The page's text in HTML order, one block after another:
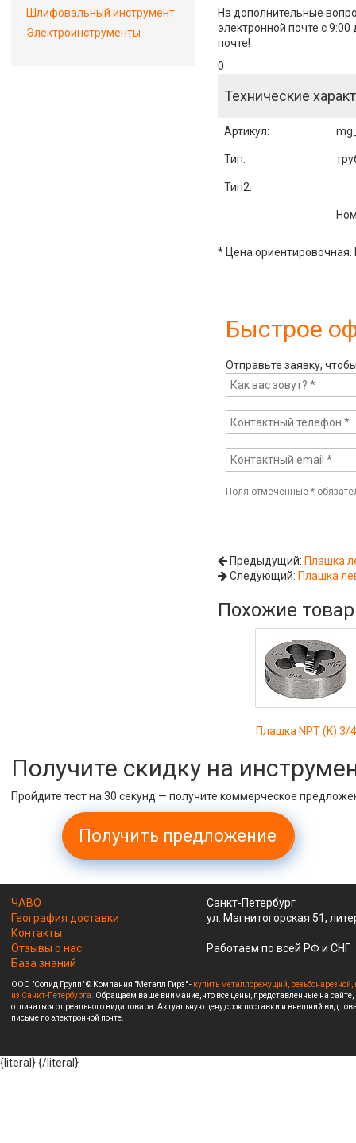
На дополнительные
электронной почте с
почте!
0
Технические
Артикул:
Тип:
Тип2:
* Цена ориентировочная.
Быстрое
Отправьте заявку,
Поля отмеченные*
Предыдущий: Плашка
Следующий: Плашка
Похожие
Плашка NPT (K) 3/
Шлифовальный инструмент
Электроинструменты
Получите скидку на
Пройдите тест на 30 секунд — получите коммерческое
Получить предложение
ЧАВО
География доставки
Контакты
Отзывы о нас
База знаний
Санкт-Петербург
ул. Магнитогорская 51,
Работаем по всей РФ и СНГ
ООО "Солид Групп" © Компания "Металл Гирз" - купить металлорежущий,
из Санкт-Петербурга. Обращаем ваше внимание, что все цены, представленные на
отличаться от реального вида товара. Актуальную цену,срок поставки и внешний вид
письме по электронной почте.
{literal}{/literal}